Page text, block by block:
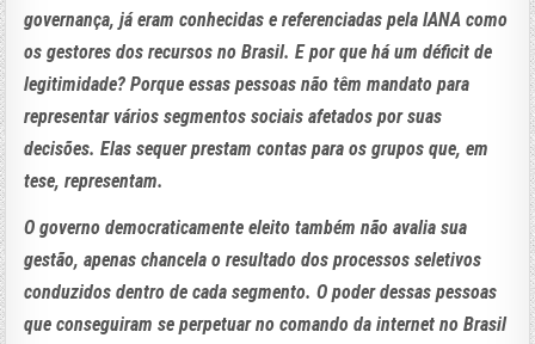
governança, já eram conhecidas e referenciadas pela IANA como
os gestores dos recursos no Brasil. E por que há um déficit de
legitimidade? Porque essas pessoas não têm mandato para
representar vários segmentos sociais afetados por suas
decisões. Elas sequer prestam contas para os grupos que, em
tese, representam.
O governo democraticamente eleito também não avalia sua
gestão, apenas chancela o resultado dos processos seletivos
conduzidos dentro de cada segmento. O poder dessas pessoas
que conseguiram se perpetuar no comando da internet no Brasil